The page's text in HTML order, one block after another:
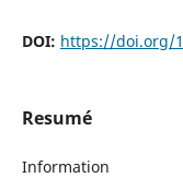
DOI: https://doi.org/
Resumé
Information